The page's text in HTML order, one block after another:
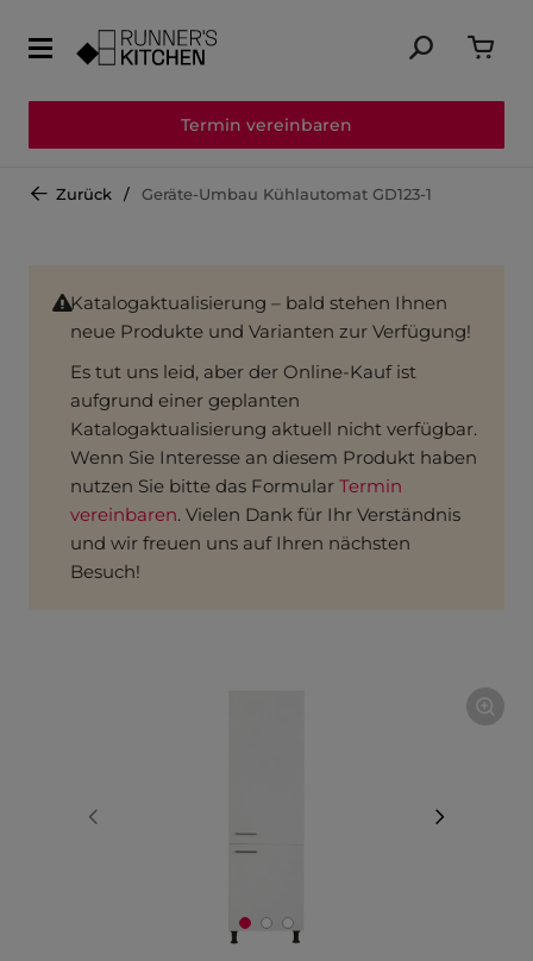
Termin vereinbaren
Zurück Geräte-Umbau Kühlautomat GD123-1
Katalogaktualisierung – bald stehen Ihnen
neue Produkte und Varianten zur Verfügung!
Es tut uns leid, aber der Online-Kauf ist
aufgrund einer geplanten
Katalogaktualisierung aktuell nicht verfügbar.
Wenn Sie Interesse an diesem Produkt haben
nutzen Sie bitte das Formular Termin
vereinbaren. Vielen Dank für Ihr Verständnis
und wir freuen uns auf Ihren nächsten
Besuch!